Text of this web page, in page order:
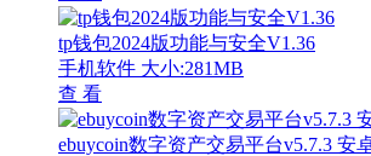
tp钱包2024版功能与安全V1.36
手机软件 大小:281MB
查 看
ebuycoin数字资产交易平台v5.7.3 安